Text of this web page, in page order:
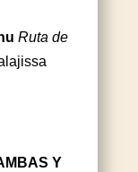
Ruta de
Y